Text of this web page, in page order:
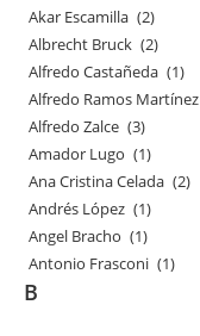
Akar Escamilla (2)
Albrecht Bruck (2)
Alfredo Castañeda (1)
Alfredo Ramos Martínez
Alfredo Zalce (3)
Amador Lugo (1)
Ana Cristina Celada (2)
Andrés López (1)
Angel Bracho (1)
Antonio Frasconi (1)
B